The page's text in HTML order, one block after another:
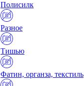
Полисилк
Разное
Тишью
Фатин, органза, текстиль